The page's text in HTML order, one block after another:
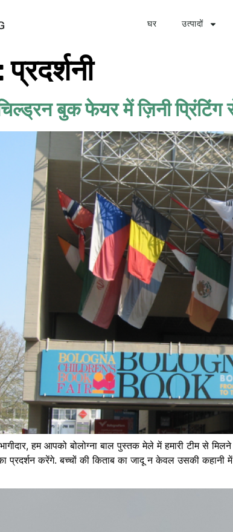
घर उत्पादों
प्रदर्शनी
चिल्ड्रन बुक फेयर में ज़िनी
हम आपको बोलोग्ना बाल पुस्तक मेले में हमारी टीम से
प्रदर्शन करेंगे. बच्चों की किताब का जादू न केवल उसकी